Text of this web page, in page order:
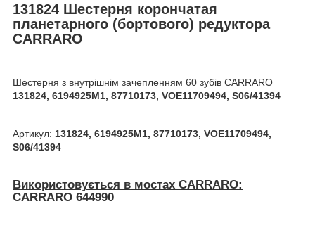
131824 Шестерня корончатая
планетарного (бортового) редуктора
CARRARO
Шестерня з внутрішнім зачепленням 60 зубів CARRARO
131824, 6194925M1, 87710173, VOE11709494, S06/41394
Артикул: 131824, 6194925M1, 87710173, VOE11709494,
S06/41394
Використовується в мостах CARRARO:
CARRARO 644990